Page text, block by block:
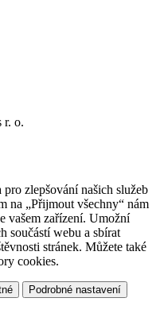
r. o.
zlepšování našich služeb
na „Přijmout všechny“ nám
vašem zařízení. Umožní
součástí webu a sbírat
stránek. Můžete také
cookies.
Podrobné nastavení